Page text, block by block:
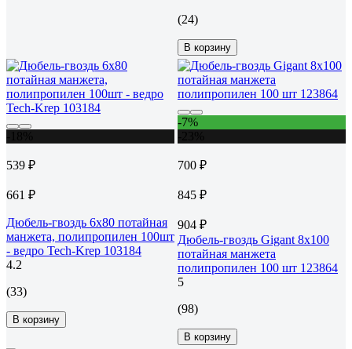
(24)
В корзину
539 ₽
661 ₽
Дюбель-гвоздь 6х80 потайная
манжета, полипропилен 100шт
- ведро Tech-Krep 103184
4.2
(33)
В корзину
-7%
700 ₽
845 ₽
904 ₽
Дюбель-гвоздь Gigant 8x100
потайная манжета
полипропилен 100 шт 123864
5
(98)
В корзину